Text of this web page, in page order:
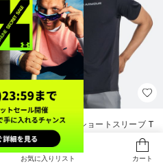
お気に入りリスト カート
SALE
UAクール プロ ショートスリーブ T
シャツ（トレーニング/MEN）
￥4,15830%OFF
￥5,940